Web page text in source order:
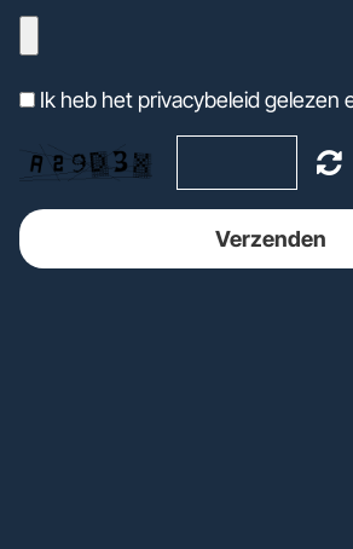
Ik heb het privacybeleid gelezen
Verzenden